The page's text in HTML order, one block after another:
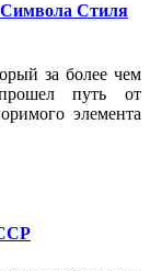
Стиля
за более чем
путь от
элемента